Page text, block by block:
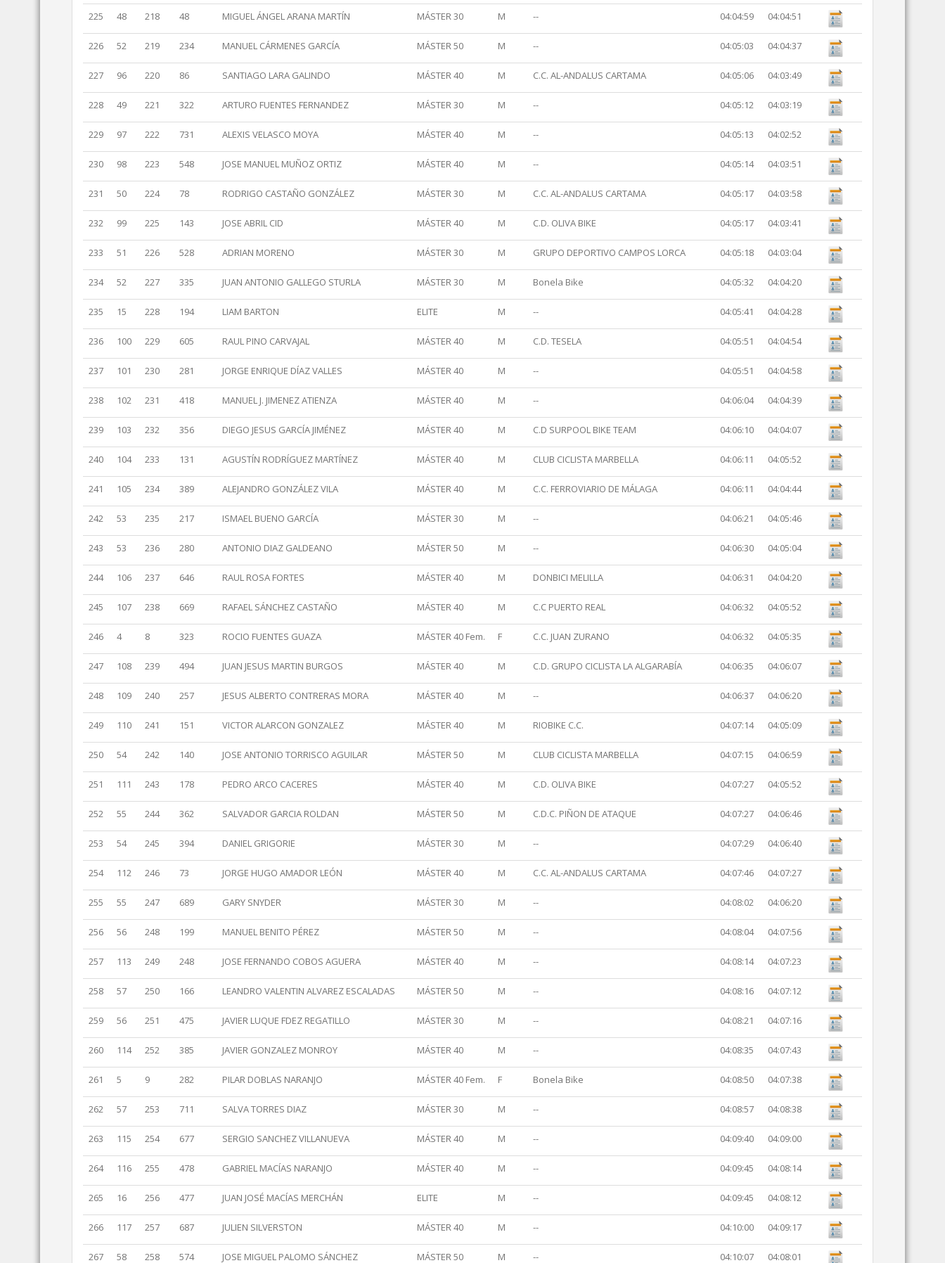
225 48 218 48 MIGUEL ÁNGEL ARANA MARTÍN MÁSTER 30 M -- 04:04:59 04:04:51
226 52 219 234 MANUEL CÁRMENES GARCÍA MÁSTER 50 M -- 04:05:03 04:04:37
227 96 220 86 SANTIAGO LARA GALINDO MÁSTER 40 M C.C. AL-ANDALUS CARTAMA 04:05:06 04:03:49
228 49 221 322 ARTURO FUENTES FERNANDEZ MÁSTER 30 M -- 04:05:12 04:03:19
229 97 222 731 ALEXIS VELASCO MOYA MÁSTER 40 M -- 04:05:13 04:02:52
230 98 223 548 JOSE MANUEL MUÑOZ ORTIZ MÁSTER 40 M -- 04:05:14 04:03:51
231 50 224 78 RODRIGO CASTAÑO GONZÁLEZ MÁSTER 30 M C.C. AL-ANDALUS CARTAMA 04:05:17 04:03:58
232 99 225 143 JOSE ABRIL CID MÁSTER 40 M C.D. OLIVA BIKE 04:05:17 04:03:41
233 51 226 528 ADRIAN MORENO MÁSTER 30 M GRUPO DEPORTIVO CAMPOS LORCA 04:05:18 04:03:04
234 52 227 335 JUAN ANTONIO GALLEGO STURLA MÁSTER 30 M Bonela Bike 04:05:32 04:04:20
235 15 228 194 LIAM BARTON ELITE M -- 04:05:41 04:04:28
236 100 229 605 RAUL PINO CARVAJAL MÁSTER 40 M C.D. TESELA 04:05:51 04:04:54
237 101 230 281 JORGE ENRIQUE DÍAZ VALLES MÁSTER 40 M -- 04:05:51 04:04:58
238 102 231 418 MANUEL J. JIMENEZ ATIENZA MÁSTER 40 M -- 04:06:04 04:04:39
239 103 232 356 DIEGO JESUS GARCÍA JIMÉNEZ MÁSTER 40 M C.D SURPOOL BIKE TEAM 04:06:10 04:04:07
240 104 233 131 AGUSTÍN RODRÍGUEZ MARTÍNEZ MÁSTER 40 M CLUB CICLISTA MARBELLA 04:06:11 04:05:52
241 105 234 389 ALEJANDRO GONZÁLEZ VILA MÁSTER 40 M C.C. FERROVIARIO DE MÁLAGA 04:06:11 04:04:44
242 53 235 217 ISMAEL BUENO GARCÍA MÁSTER 30 M -- 04:06:21 04:05:46
243 53 236 280 ANTONIO DIAZ GALDEANO MÁSTER 50 M -- 04:06:30 04:05:04
244 106 237 646 RAUL ROSA FORTES MÁSTER 40 M DONBICI MELILLA 04:06:31 04:04:20
245 107 238 669 RAFAEL SÁNCHEZ CASTAÑO MÁSTER 40 M C.C PUERTO REAL 04:06:32 04:05:52
246 4 8 323 ROCIO FUENTES GUAZA MÁSTER 40 Fem. F C.C. JUAN ZURANO 04:06:32 04:05:35
247 108 239 494 JUAN JESUS MARTIN BURGOS MÁSTER 40 M C.D. GRUPO CICLISTA LA ALGARABÍA 04:06:35 04:06:07
248 109 240 257 JESUS ALBERTO CONTRERAS MORA MÁSTER 40 M -- 04:06:37 04:06:20
249 110 241 151 VICTOR ALARCON GONZALEZ MÁSTER 40 M RIOBIKE C.C. 04:07:14 04:05:09
250 54 242 140 JOSE ANTONIO TORRISCO AGUILAR MÁSTER 50 M CLUB CICLISTA MARBELLA 04:07:15 04:06:59
251 111 243 178 PEDRO ARCO CACERES MÁSTER 40 M C.D. OLIVA BIKE 04:07:27 04:05:52
252 55 244 362 SALVADOR GARCIA ROLDAN MÁSTER 50 M C.D.C. PIÑON DE ATAQUE 04:07:27 04:06:46
253 54 245 394 DANIEL GRIGORIE MÁSTER 30 M -- 04:07:29 04:06:40
254 112 246 73 JORGE HUGO AMADOR LEÓN MÁSTER 40 M C.C. AL-ANDALUS CARTAMA 04:07:46 04:07:27
255 55 247 689 GARY SNYDER MÁSTER 30 M -- 04:08:02 04:06:20
256 56 248 199 MANUEL BENITO PÉREZ MÁSTER 50 M -- 04:08:04 04:07:56
257 113 249 248 JOSE FERNANDO COBOS AGUERA MÁSTER 40 M -- 04:08:14 04:07:23
258 57 250 166 LEANDRO VALENTIN ALVAREZ ESCALADAS MÁSTER 50 M -- 04:08:16 04:07:12
259 56 251 475 JAVIER LUQUE FDEZ REGATILLO MÁSTER 30 M -- 04:08:21 04:07:16
260 114 252 385 JAVIER GONZALEZ MONROY MÁSTER 40 M -- 04:08:35 04:07:43
261 5 9 282 PILAR DOBLAS NARANJO MÁSTER 40 Fem. F Bonela Bike 04:08:50 04:07:38
262 57 253 711 SALVA TORRES DIAZ MÁSTER 30 M -- 04:08:57 04:08:38
263 115 254 677 SERGIO SANCHEZ VILLANUEVA MÁSTER 40 M -- 04:09:40 04:09:00
264 116 255 478 GABRIEL MACÍAS NARANJO MÁSTER 40 M -- 04:09:45 04:08:14
265 16 256 477 JUAN JOSÉ MACÍAS MERCHÁN ELITE M -- 04:09:45 04:08:12
266 117 257 687 JULIEN SILVERSTON MÁSTER 40 M -- 04:10:00 04:09:17
267 58 258 574 JOSE MIGUEL PALOMO SÁNCHEZ MÁSTER 50 M -- 04:10:07 04:08:01